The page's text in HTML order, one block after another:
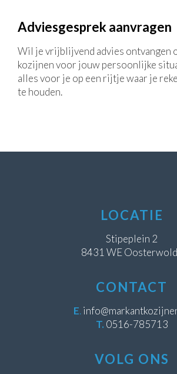
Adviesgesprek aanvragen
Wil je vrijblijvend advies ontvangen
kozijnen voor jouw persoonlijke
alles voor je op een rijtje waar je
te houden.
LOCATIE
Stipeplein 2
8431 WE
CONTACT
E.
T. 0516-785713
VOLG ONS